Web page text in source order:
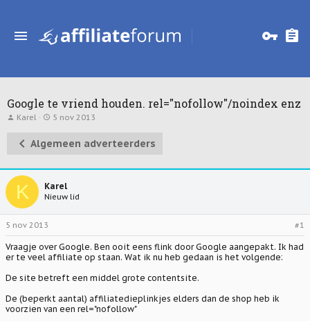
Google te vriend houden. rel="nofollow"/noindex enz
T
t
a
e
r
Karel
S
r
t
u
5 nov 2013
Algemeen adverteerders
K Karel
Nieuw lid
5 nov 2013 #1
Vraagje over Google. Ben ooit eens flink door Google aangepakt. Ik had
er te veel affiliate op staan. Wat ik nu heb gedaan is het volgende:
De site betreft een middel grote contentsite.
De (beperkt aantal) affiliatedieplinkjes elders dan de shop heb ik
voorzien van een rel="nofollow"